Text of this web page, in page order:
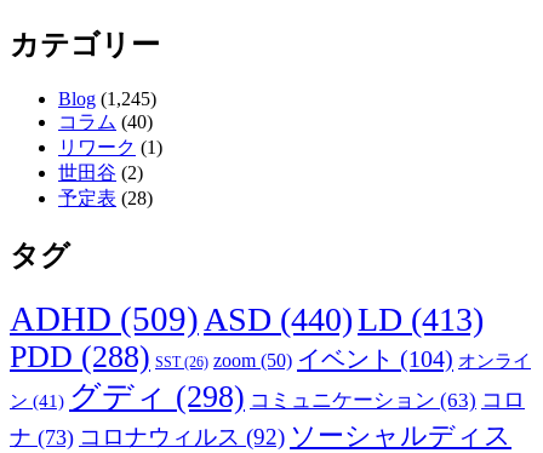
カテゴリー
Blog (1,245)
コラム (40)
リワーク (1)
世田谷 (2)
予定表 (28)
タグ
ADHD (509) ASD (440)LD (413)
PDD (288) SST(26) zoom (50) イベント (104) オンライ
ン (41) グディ (298) コミュニケーション (63) コロ
ナ (73) コロナウィルス (92) ソーシャルディス